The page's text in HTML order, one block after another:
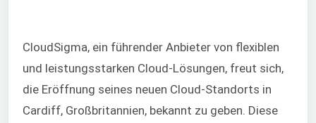
CloudSigma, ein führender Anbieter von flexiblen
und leistungsstarken Cloud-Lösungen, freut sich,
die Eröffnung seines neuen Cloud-Standorts in
Cardiff, Großbritannien, bekannt zu geben. Diese